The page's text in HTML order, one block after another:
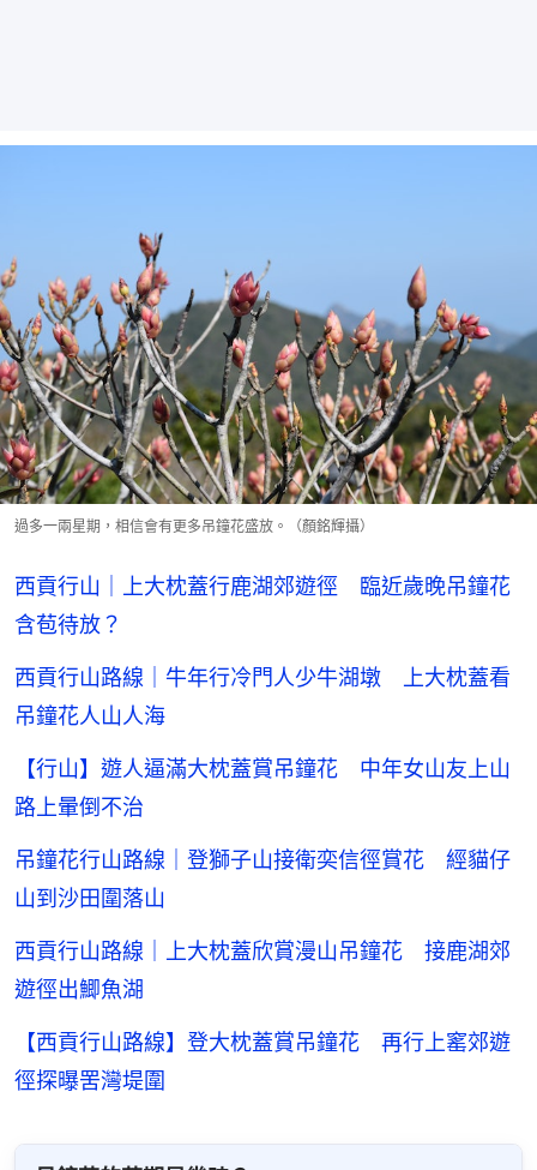
過多一兩星期，相信會有更多吊鐘花盛放。（顏銘輝攝）
西貢行山｜上大枕蓋行鹿湖郊遊徑 臨近歲晚吊鐘花
含苞待放？
西貢行山路線｜牛年行冷門人少牛湖墩 上大枕蓋看
吊鐘花人山人海
【行山】遊人逼滿大枕蓋賞吊鐘花 中年女山友上山
路上暈倒不治
吊鐘花行山路線｜登獅子山接衛奕信徑賞花 經貓仔
山到沙田圍落山
西貢行山路線｜上大枕蓋欣賞漫山吊鐘花 接鹿湖郊
遊徑出鯽魚湖
【西貢行山路線】登大枕蓋賞吊鐘花 再行上窰郊遊
徑探曝罟灣堤圍